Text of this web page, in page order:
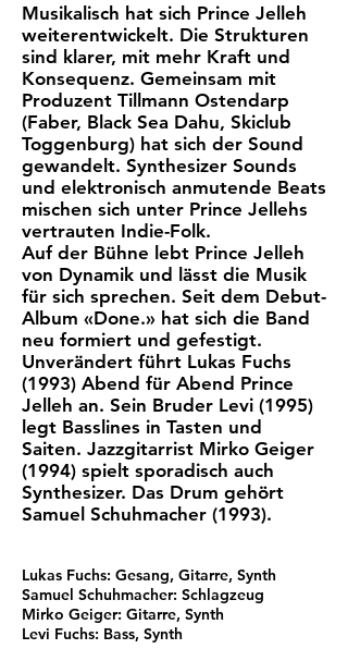
Musikalisch hat sich Prince Jelleh
weiterentwickelt. Die Strukturen
sind klarer, mit mehr Kraft und
Konsequenz. Gemeinsam mit
Produzent Tillmann Ostendarp
(Faber, Black Sea Dahu, Skiclub
Toggenburg) hat sich der Sound
gewandelt. Synthesizer Sounds
und elektronisch anmutende Beats
mischen sich unter Prince Jellehs
vertrauten Indie-Folk.
Auf der Bühne lebt Prince Jelleh
von Dynamik und lässt die Musik
für sich sprechen. Seit dem Debut-
Album «Done.» hat sich die Band
neu formiert und gefestigt.
Unverändert führt Lukas Fuchs
(1993) Abend für Abend Prince
Jelleh an. Sein Bruder Levi (1995)
legt Basslines in Tasten und
Saiten. Jazzgitarrist Mirko Geiger
(1994) spielt sporadisch auch
Synthesizer. Das Drum gehört
Samuel Schuhmacher (1993).
Lukas Fuchs: Gesang, Gitarre, Synth
Samuel Schuhmacher: Schlagzeug
Mirko Geiger: Gitarre, Synth
Levi Fuchs: Bass, Synth